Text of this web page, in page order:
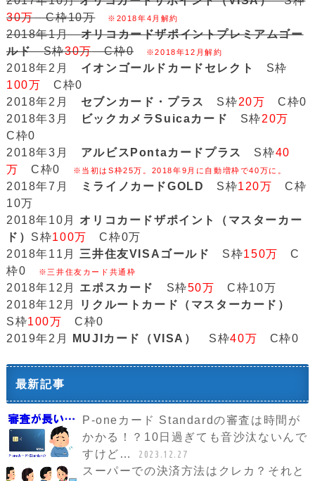
30万C枠10万 ※2018年4月解約
2018年1月オリコカードザポイントプレミアムゴー
ルドS枠30万C枠0 ※2018年12月解約
2018年2月 イオンゴールドカードセレクト
S枠
100万 C枠0
2018年2月 セブンカード・プラス S枠20万 C枠0
2018年3月
ビックカメラSuicaカード S枠20万
C枠0
2018年3月 アルビスPontaカードプラス S枠40
万 C枠0 ※当初はS枠25万。2018年9月に自動増枠で40万に。
2018年7月 ミライノカードGOLD S枠120万 C枠
10万
2018年10月 オリコカードザポイント（マスターカー
ド） S枠100万
C枠0万
2018年11月 三井住友VISAゴールド S枠150万
C
枠0
※三井住友カード共通枠
2018年12月 エポスカード S枠50万 C枠10万
2018年12月
リクルートカード（マスターカード）
S枠100万 C枠0
2019年2月
MUJIカード（VISA） S枠40万 C枠0
最新記事
P-oneカード Standardの審査は時間が
かかる！？10日過ぎても音沙汰ないんで
すけど…
2023.12.27
スーパーでの決済方法はクレカ？それと